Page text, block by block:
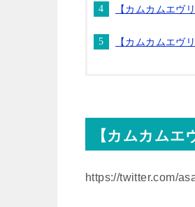
【カムカムエヴ
【カムカムエヴ
【カムカム
https://twitter.com/